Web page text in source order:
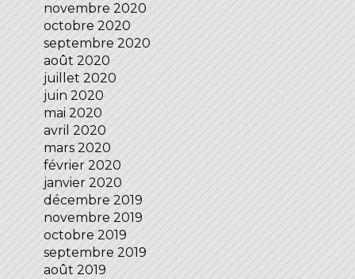
novembre 2020
octobre 2020
septembre 2020
août 2020
juillet 2020
juin 2020
mai 2020
avril 2020
mars 2020
février 2020
janvier 2020
décembre 2019
novembre 2019
octobre 2019
septembre 2019
août 2019